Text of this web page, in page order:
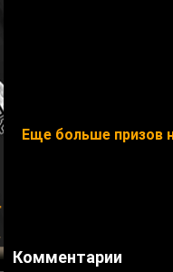
Еще больше призов
Комментарии